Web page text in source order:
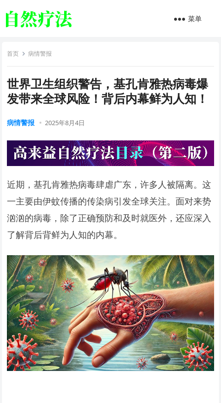
菜单
首页 病情警报
世界卫生组织警告，基孔肯雅热病毒爆
发带来全球风险！背后内幕鲜为人知！
病情警报 2025年8月4日
近期，基孔肯雅热病毒肆虐广东，许多人被隔离。这
一主要由伊蚊传播的传染病引发全球关注。面对来势
汹汹的病毒，除了正确预防和及时就医外，还应深入
了解背后背鲜为人知的内幕。